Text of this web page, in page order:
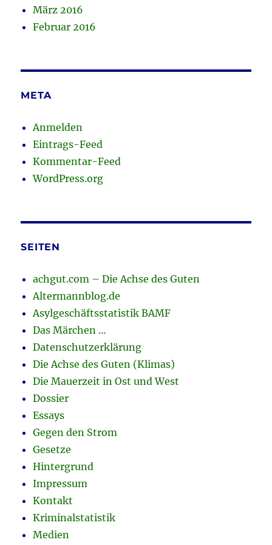
März 2016
Februar 2016
META
Anmelden
Eintrags-Feed
Kommentar-Feed
WordPress.org
SEITEN
achgut.com – Die Achse des Guten
Altermannblog.de
Asylgeschäftsstatistik BAMF
Das Märchen …
Datenschutzerklärung
Die Achse des Guten (Klimas)
Die Mauerzeit in Ost und West
Dossier
Essays
Gegen den Strom
Gesetze
Hintergrund
Impressum
Kontakt
Kriminalstatistik
Medien